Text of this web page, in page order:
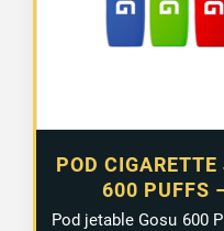
POD
600 PUFFS
3,99
Pod jetable Gosu 600